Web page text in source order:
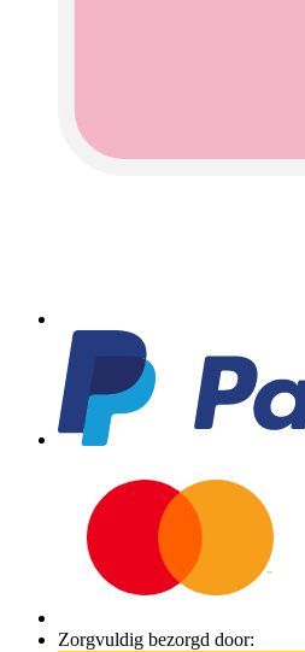
Zorgvuldig bezorgd door: